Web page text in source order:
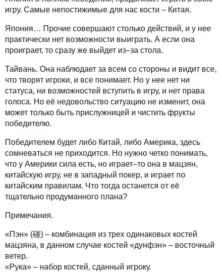
игру. Самые непостижимые для нас кости – Китая.
Япония… Прочие совершают столько действий, и у нее
практически нет возможности выиграть. А если она
проиграет, то сразу же выйдет из–за стола.
Тайвань. Она наблюдает за всем со стороны и видит все,
что творят игроки, и все понимает. Но у нее нет ни
статуса, ни возможностей вступить в игру, и нет права
голоса. Но её недовольство ситуацию не изменит, она
может только быть прислужницей и чистить фрукты
победителю.
Победителем будет либо Китай, либо Америка, здесь
сомневаться не приходится. Но нужно четко понимать,
что у Америки сила есть, но играет–то она в мацзян,
китайскую игру, не в западный покер, и играет по
китайским правилам. Что тогда останется от её
тщательно продуманного плана?
Примечания.
«Пэн» (碰) – комбинация из трех одинаковых костей
мацзяна, в данном случае костей «дунфэн» – восточный
ветер.
«Рука» – набор костей, сданный игроку.